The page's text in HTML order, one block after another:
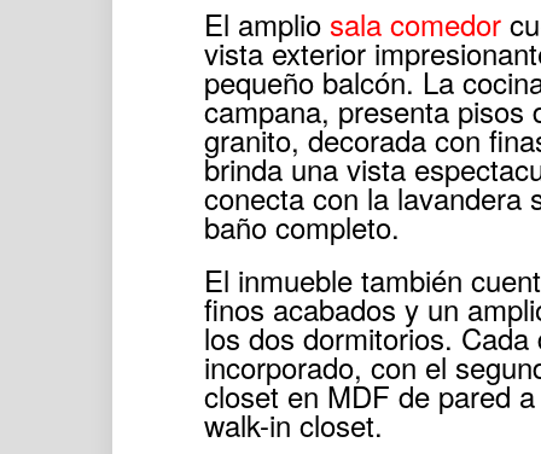
El amplio sala comedor
vista exterior
pequeño balcón. La
campana, presenta pisos
granito, decorada con
brinda una vista
conecta con la lavandera
baño completo.
El inmueble también
finos acabados y un
los dos dormitorios.
incorporado, con el
closet en MDF de pared
walk-in closet.